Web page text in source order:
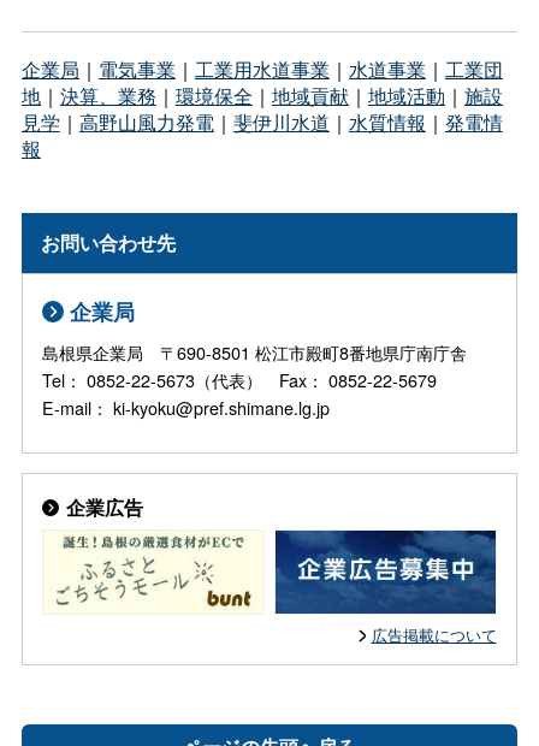
企業局 ｜ 電気事業 ｜ 工業用水道事業 ｜ 水道事業 ｜ 工業団
地｜ 決算、業務 ｜ 環境保全 ｜ 地域貢献｜ 地域活動 ｜ 施設
見学 ｜ 高野山風力発電｜ 斐伊川水道 ｜ 水質情報 ｜ 発電情
報
お問い合わせ先
企業局
島根県企業局 〒690-8501 松江市殿町8番地県庁南庁舎
Tel： 0852-22-5673（代表） Fax： 0852-22-5679
E-mail： ki-kyoku@pref.shimane.lg.jp
企業広告
広告掲載について